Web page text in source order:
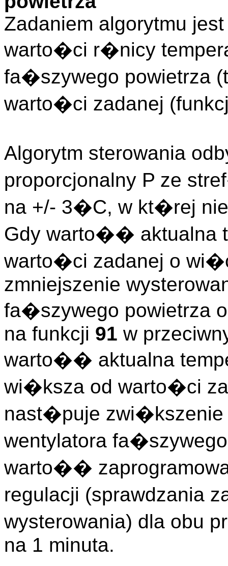
Zadaniem algorytmu
warto�ci r�nicy
fa�szywego powietrza
warto�ci zadanej
Algorytm sterowania
proporcjonalny P ze
na +/- 3�C, w kt�rej
Gdy warto�� aktualna
warto�ci zadanej o
zmniejszenie
fa�szywego powietrza
na funkcji 91 w
warto�� aktualna
wi�ksza od warto�ci
nast�puje zwi�kszenie
wentylatora
warto��
regulacji (sprawdzania
wysterowania) dla obu
na 1 minuta.